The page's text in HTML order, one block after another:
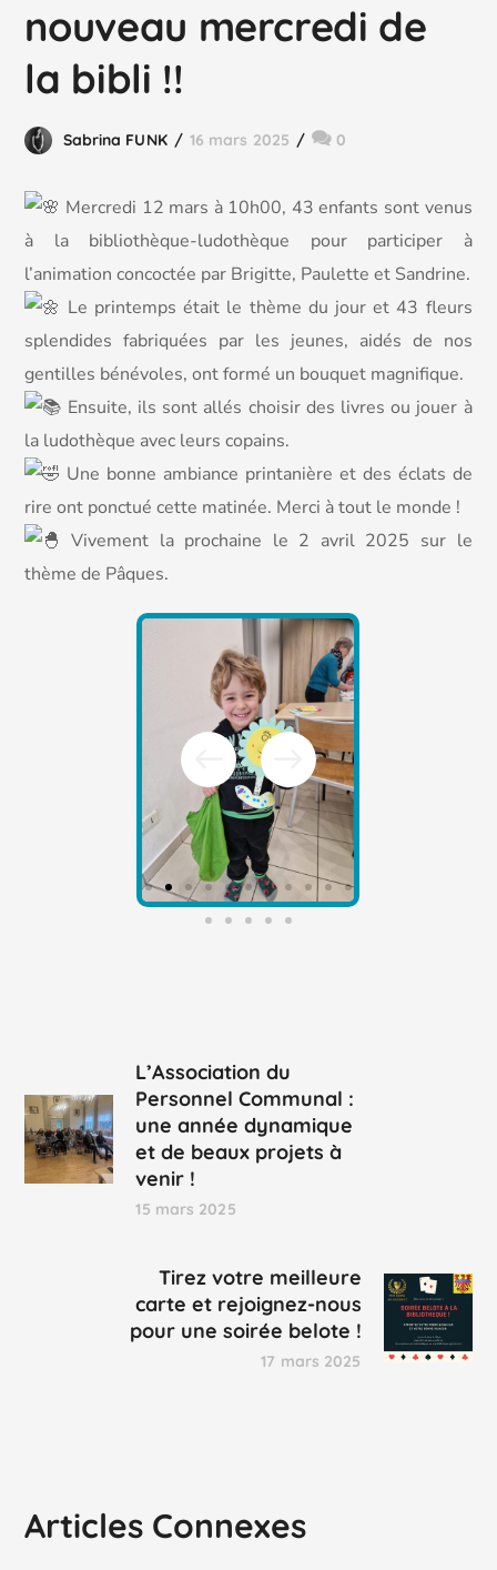
nouveau mercredi de
la bibli !!
Sabrina FUNK 16 mars 2025 0
Mercredi 12 mars à 10h00, 43 enfants sont venus
à la bibliothèque-ludothèque pour participer à
l’animation concoctée par Brigitte, Paulette et Sandrine.
Le printemps était le thème du jour et 43 fleurs
splendides fabriquées par les jeunes, aidés de nos
gentilles bénévoles, ont formé un bouquet magnifique.
Ensuite, ils sont allés choisir des livres ou jouer à
la ludothèque avec leurs copains.
Une bonne ambiance printanière et des éclats de
rire ont ponctué cette matinée. Merci à tout le monde !
Vivement la prochaine le 2 avril 2025 sur le
thème de Pâques.
L’Association du
Personnel Communal :
une année dynamique
et de beaux projets à
venir !
15 mars 2025
Tirez votre meilleure
carte et rejoignez-nous
pour une soirée belote !
17 mars 2025
Articles Connexes